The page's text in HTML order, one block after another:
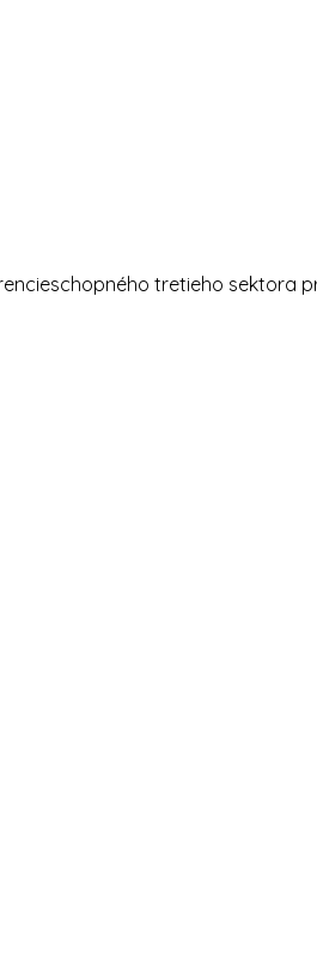
tretieho sektora